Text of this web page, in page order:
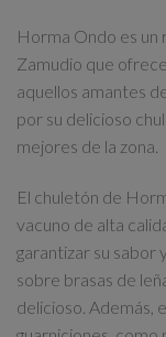
Horma Ondo es
Zamudio que
aquellos amantes
por su delicioso
mejores de la zona.
El chuletón de
vacuno de alta
garantizar su sabor
sobre brasas de
delicioso. Además,